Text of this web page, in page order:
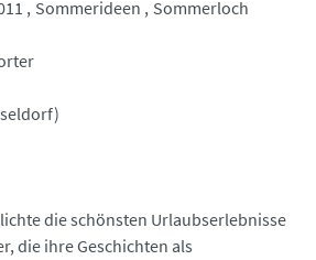
Sommerideen
Sommerloch
die schönsten Urlaubserlebnisse
die ihre Geschichten als